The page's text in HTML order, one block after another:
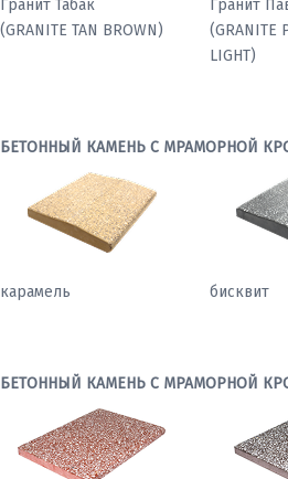
Мрамор паллодио
Гранит
(GRANITE
БЕТОННЫЙ КАМЕНЬ С МРАМОРНОЙ
карамель бисквит
БЕТОННЫЙ КАМЕНЬ С МРАМОРНОЙ